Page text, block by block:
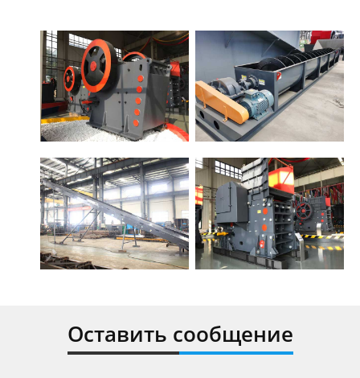
Оставить сообщение